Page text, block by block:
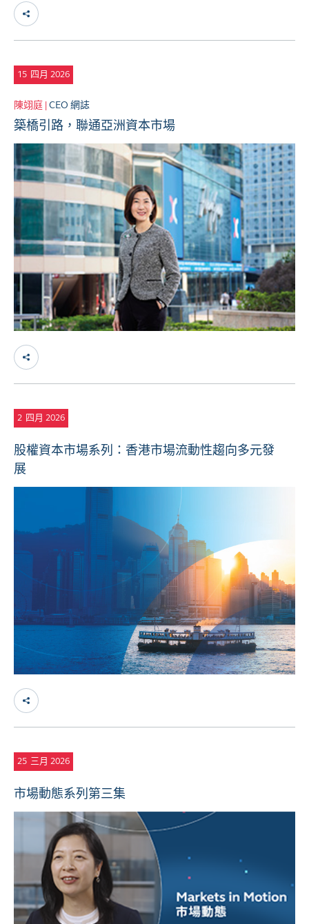
15 四月 2026
陳翊庭 |CEO 網誌
築橋引路，聯通亞洲資本市場
2 四月 2026
股權資本市場系列：香港市場流動性趨向多元發
展
25 三月 2026
市場動態系列第三集